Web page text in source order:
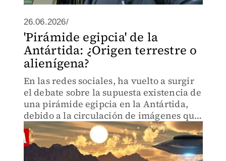
26.06.2026/
'Pirámide egipcia' de la
Antártida: ¿Origen terrestre o
alienígena?
En las redes sociales, ha vuelto a surgir
el debate sobre la supuesta existencia de
una pirámide egipcia en la Antártida,
debido a la circulación de imágenes que
muestran una estructura similar a las
Grandes Pirámides de Giza.